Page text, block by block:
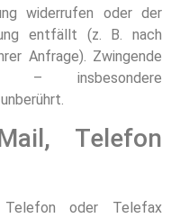
widerrufen oder der
entfällt (z. B. nach
Anfrage). Zwingende
– insbesondere
Telefon
oder Telefax